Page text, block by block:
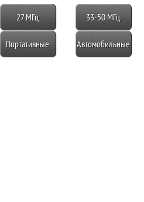
27 МГц 33-50 МГц
Портативные Автомобильные